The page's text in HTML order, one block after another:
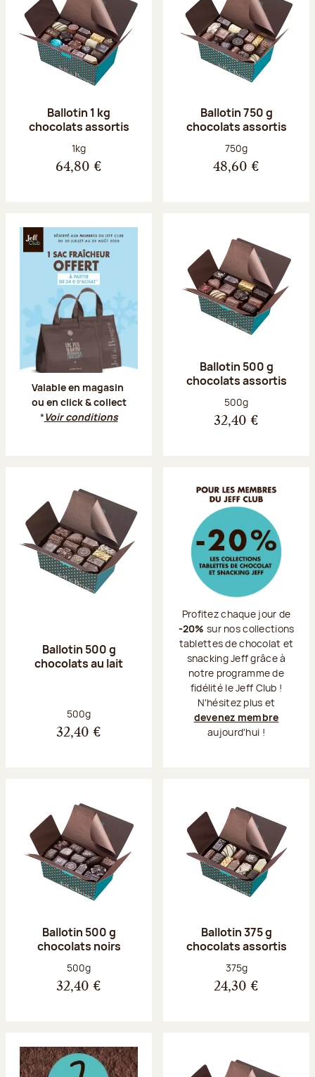
Ballotin 1 kg
chocolats assortis
Poids net :
1kg
64,80 €
Ballotin 750 g
chocolats assortis
Poids net :
750g
48,60 €
Valable en magasin
ou en click & collect
*Voir conditions
Ballotin 500 g
chocolats assortis
Poids net :
500g
32,40 €
Ballotin 500 g
chocolats au lait
Poids net :
500g
32,40 €
Profitez chaque jour de
-20% sur nos collections
tablettes de chocolat et
snacking Jeff grâce à
notre programme de
fidélité le Jeff Club !
N'hésitez plus et
devenez membre
aujourd'hui !
Ballotin 500 g
chocolats noirs
Poids net :
500g
32,40 €
Ballotin 375 g
chocolats assortis
Poids net :
375g
24,30 €